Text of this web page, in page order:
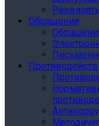
Обращения